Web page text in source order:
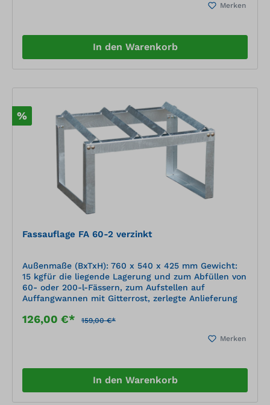
Merken
In den Warenkorb
%
Fassauflage FA 60-2 verzinkt
Außenmaße (BxTxH): 760 x 540 x 425 mm Gewicht:
15 kgfür die liegende Lagerung und zum Abfüllen von
60- oder 200-l-Fässern, zum Aufstellen auf
Auffangwannen mit Gitterrost, zerlegte Anlieferung
126,00 €* 159,00 €*
Merken
In den Warenkorb